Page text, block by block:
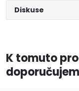
Diskuse
K tomuto